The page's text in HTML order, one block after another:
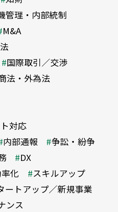
管理・内部統制
M&A
国際取引／交渉
法・外為法
対応
内部通報
争訟・紛争
DX
化
スキルアップ
ートアップ／新規事業
ンス